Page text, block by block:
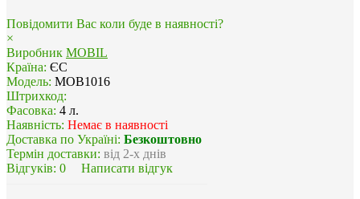
Повідомити Вас коли буде в наявності?
×
Виробник MOBIL
Країна: ЄС
Модель: MOB1016
Штрихкод:
Фасовка: 4 л.
Наявність: Немає в наявності
Доставка по Україні: Безкоштовно
Термін доставки: від 2-х днів
Відгуків: 0 Написати відгук